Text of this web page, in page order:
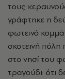
τους
γράφτηκε η
φωτεινό
σκοτεινή πόλη
στο νησί του
τραγούδι: ότι